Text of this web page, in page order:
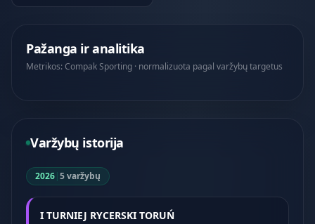
Pažanga ir analitika
Metrikos: Compak Sporting · normalizuota pagal varžybų targetus
Varžybų istorija
2026|5 varžybų
I TURNIEJ RYCERSKI TORUŃ